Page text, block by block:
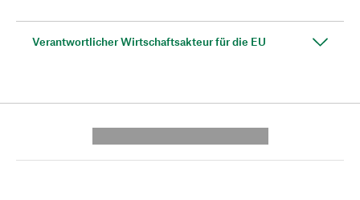
Verantwortlicher Wirtschaftsakteur für die EU